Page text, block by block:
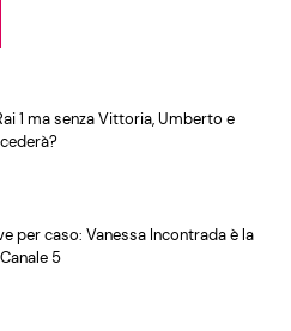
1 ma senza Vittoria, Umberto e
per caso: Vanessa Incontrada è la
5